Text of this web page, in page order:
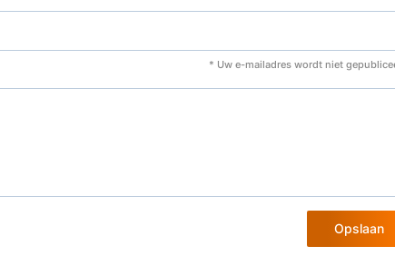
* Uw e-mailadres wordt niet
Opslaan